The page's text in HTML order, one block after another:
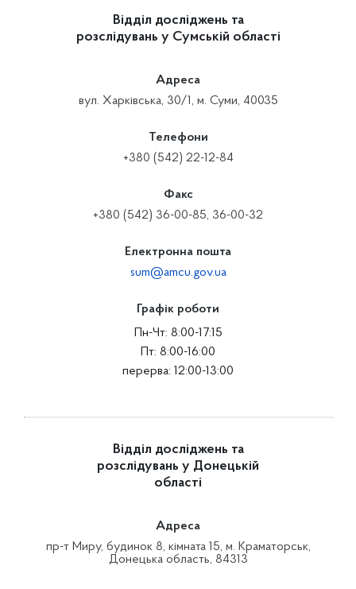
Відділ досліджень та
розслідувань у Сумській області
Адреса
вул. Харківська, 30/1, м. Суми, 40035
Телефони
+380 (542) 22-12-84
Факс
+380 (542) 36-00-85, 36-00-32
Електронна пошта
sum@amcu.gov.ua
Графік роботи
Пн-Чт: 8:00-17:15
Пт: 8:00-16:00
перерва: 12:00-13:00
Відділ досліджень та
розслідувань у Донецькій
області
Адреса
пр-т Миру, будинок 8, кімната 15, м. Краматорськ,
Донецька область, 84313